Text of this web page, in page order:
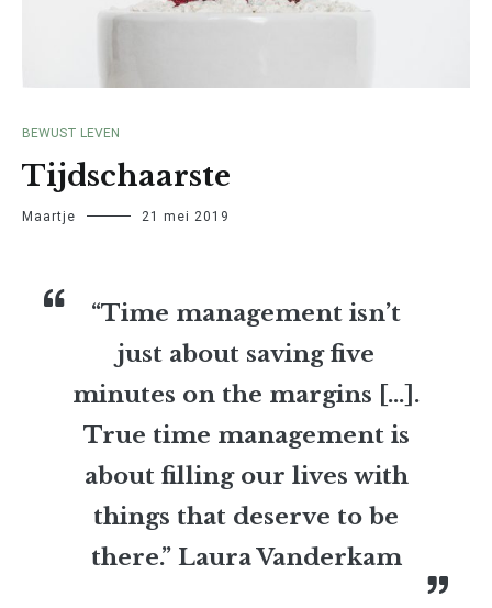
BEWUST LEVEN
Tijdschaarste
Maartje 21 mei 2019
“Time management isn’t
just about saving five
minutes on the margins […].
True time management is
about filling our lives with
things that deserve to be
there.” Laura Vanderkam